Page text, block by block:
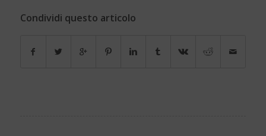
Condividi questo articolo